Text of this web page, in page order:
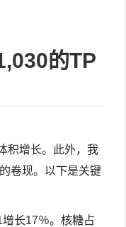
的TP
积增长。此外，我
卷现。以下是关键
长17％。核糖占